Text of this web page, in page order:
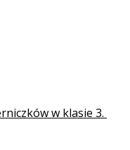
w klasie 3.